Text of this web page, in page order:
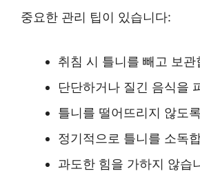
중요한 관리 팁이 있습니다:
취침 시 틀니를 빼고 보관
단단하거나 질긴 음식을
틀니를 떨어뜨리지 않도
정기적으로 틀니를 소독
과도한 힘을 가하지 않습